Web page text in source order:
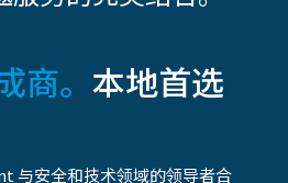
商。 本地首选
与安全和技术领域的领导者合